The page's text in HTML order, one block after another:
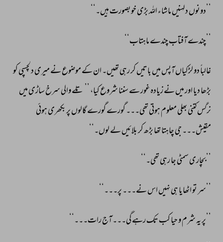
’’دونوں دلہنیں ماشاء اللہ بڑی خوبصورت ہیں۔‘‘
’’چندے آفتاب چندے ماہتاب‘‘
غالباً دو لڑکیاں آپس میں باتیں کر رہی تھیں۔ ان کے موضوع نے میری دلچسپی کو
بڑھا دیا اور میں نے زیادہ غور سے سننا شروع کیا، ’’تلے والی سرخ ساڑی میں
نرگس کتنی بھلی معلوم ہوتی تھی۔۔۔ گورے گورے گالوں پر بکھری ہوئی
مقیش۔۔۔ جی چاہتا تھا بڑھ کر بلائیں لے لوں۔‘‘
’’بچاری سمٹی جا رہی تھی۔‘‘
’’سر تو اٹھایا ہی نہیں اس نے۔۔۔ پر۔۔۔‘‘
’’پر یہ شرم و حیا کب تک رہے گی۔۔۔ آج رات۔۔۔‘‘